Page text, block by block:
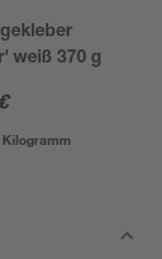
weiß 370 g
€
Kilogramm